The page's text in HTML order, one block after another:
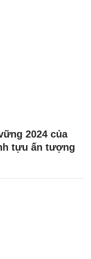
2024 của
tựu ấn tượng